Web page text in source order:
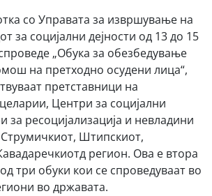
со Управата за извршување на
за социјални дејности од 13 до 15
„Обука за обезбедување
на претходно осудени лица“,
претставници на
Центри за социјални
за ресоцијализација и невладини
Штипскиот,
регион. Ова е втора
три обуки кои се спроведуваат во
во државата.